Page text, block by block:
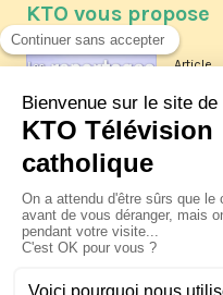
KTO vous propose
Article
Les
La
XIV à
jeudi